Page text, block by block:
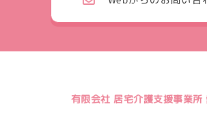
有限会社 居宅介護支援事業所